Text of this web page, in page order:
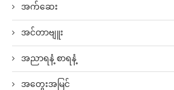
အက်ဆေး
အင်တာဗျူး
အညာရနံ့ စာရနံ့
အတွေးအမြင်